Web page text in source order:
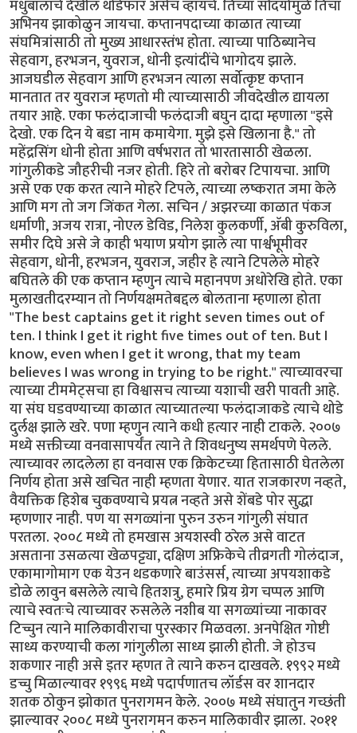
मधुबालाचे देखील थोडेफार असेच व्हायचे. तिच्या सौंदर्यामुळे तिचा
अभिनय झाकोळुन जायचा. कप्तानपदाच्या काळात त्याच्या
संघमित्रांसाठी तो मुख्य आधारस्तंभ होता. त्याच्या पाठिब्यानेच
सेहवाग, हरभजन, युवराज, धोनी इत्यांदींचे भागोदय झाले.
आजघडील सेहवाग आणि हरभजन त्याला सर्वोत्कृष्ट कप्तान
मानतात तर युवराज म्हणतो मी त्याच्यासाठी जीवदेखील द्यायला
तयार आहे. एका फलंदाजाची फलंदाजी बघुन दादा म्हणाला "इसे
देखो. एक दिन ये बडा नाम कमायेगा. मुझे इसे खिलाना है." तो
महेंद्रसिंग धोनी होता आणि वर्षभरात तो भारतासाठी खेळला.
गांगुलीकडे जौहरीची नजर होती. हिरे तो बरोबर टिपायचा. आणि
असे एक एक करत त्याने मोहरे टिपले, त्याच्या लष्करात जमा केले
आणि मग तो जग जिंकत गेला. सचिन / अझरच्या काळात पंकज
धर्माणी, अजय रात्रा, नोएल डेविड, निलेश कुलकर्णी, अ‍ॅबी कुरुविला,
समीर दिघे असे जे काही भयाण प्रयोग झाले त्या पार्श्वभूमीवर
सेहवाग, धोनी, हरभजन, युवराज, जहीर हे त्याने टिपलेले मोहरे
बघितले की एक कप्तान म्हणुन त्याचे महानपण अधोरेखि होते. एका
मुलाखतीदरम्यान तो निर्णयक्षमतेबद्दल बोलताना म्हणाला होता
"The best captains get it right seven times out of
ten. I think I get it right five times out of ten. But I
know, even when I get it wrong, that my team
believes I was wrong in trying to be right." त्याच्यावरचा
त्याच्या टीममेट्सचा हा विश्वासच त्याच्या यशाची खरी पावती आहे.
या संघ घडवण्याच्या काळात त्याच्यातल्या फलंदाजाकडे त्याचे थोडे
दुर्लक्ष झाले खरे. पणा म्हणुन त्याने कधी हत्यार नाही टाकले. २००७
मध्ये सक्तीच्या वनवासापर्यंत त्याने ते शिवधनुष्य समर्थपणे पेलले.
त्याच्यावर लादलेला हा वनवास एक क्रिकेटच्या हितासाठी घेतलेला
निर्णय होता असे खचित नाही म्हणता येणार. यात राजकारण नव्हते,
वैयक्तिक हिशेब चुकवण्याचे प्रयत्न नव्हते असे शेंबडे पोर सुद्धा
म्हणणार नाही. पण या सगळ्यांना पुरुन उरुन गांगुली संघात
परतला. २००८ मध्ये तो हमखास अयशस्वी ठरेल असे वाटत
असताना उसळत्या खेळपट्ट्या, दक्षिण अफ्रिकेचे तीव्रगती गोलंदाज,
एकामागोमाग एक येउन थडकणारे बाउंसर्स, त्याच्या अपयशाकडे
डोळे लावुन बसलेले त्याचे हितशत्रु, हमारे प्रिय ग्रेग चप्पल आणि
त्याचे स्वतःचे त्याच्यावर रुसलेले नशीब या सगळ्यांच्या नाकावर
टिच्चुन त्याने मालिकावीराचा पुरस्कार मिळवला. अनपेक्षित गोष्टी
साध्य करण्याची कला गांगुलीला साध्य झाली होती. जे होउच
शकणार नाही असे इतर म्हणत ते त्याने करुन दाखवले. १९९२ मध्ये
डच्चु मिळाल्यावर १९९६ मध्ये पदार्पणातच लॉर्डस वर शानदार
शतक ठोकुन झोकात पुनरागमन केले. २००७ मध्ये संघातुन गच्छंती
झाल्यावर २००८ मध्ये पुनरागमन करुन मालिकावीर झाला. २०११